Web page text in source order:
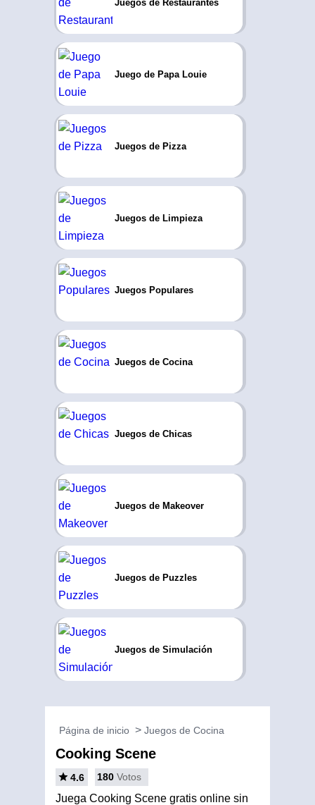
Juegos de Restaurantes
Juego de Papa Louie
Juegos de Pizza
Juegos de Limpieza
Juegos Populares
Juegos de Cocina
Juegos de Chicas
Juegos de Makeover
Juegos de Puzzles
Juegos de Simulación
Página de inicio Juegos de Cocina
Cooking Scene
4.6 180 Votos
Juega Cooking Scene gratis online sin